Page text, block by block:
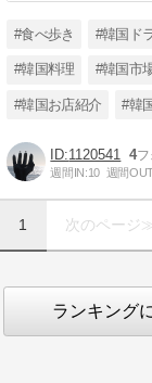
#食べ歩き #韓国ド
#韓国料理 #韓国市
#韓国お店紹介 #韓
1120541 4
週間IN:10 週間
1 次のページ
ランキング